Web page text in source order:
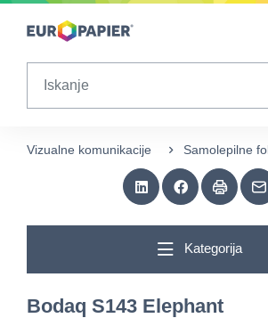
Table Of Content
Vizualne komunikacije Samolepilne
Kategorija
Bodaq S143 Elephant